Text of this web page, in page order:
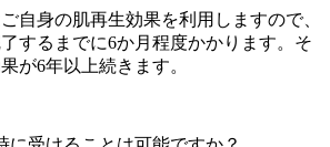
自身の肌再生効果を利用しますので、
するまでに6か月程度かかります。そ
が6年以上続きます。